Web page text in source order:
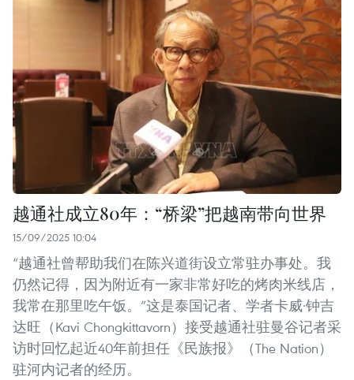
越通社成立80年：“桥梁”把越南带向世界
15/09/2025 10:04
“越通社曾帮助我们在陈兴道街设立常驻办事处。我
仍然记得，因为附近有一家非常好吃的烤肉米线店，
我常在那里吃午饭。”这是泰国记者、学者卡威·钟吉
达旺（Kavi Chongkittavorn）接受越通社驻曼谷记者采
访时回忆起近40年前担任《民族报》（The Nation）
驻河内记者的经历。